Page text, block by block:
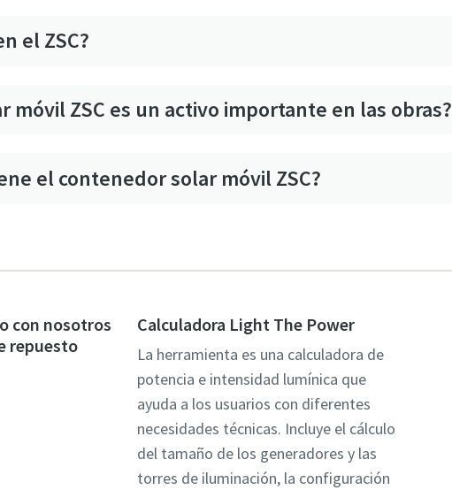
el ZSC?
móvil ZSC es un activo importante en las obras?
el contenedor solar móvil ZSC?
con nosotros
repuesto
Calculadora Light The Power
La herramienta es una calculadora de
potencia e intensidad lumínica que
ayuda a los usuarios con diferentes
necesidades técnicas. Incluye el cálculo
del tamaño de los generadores y las
torres de iluminación, la configuración